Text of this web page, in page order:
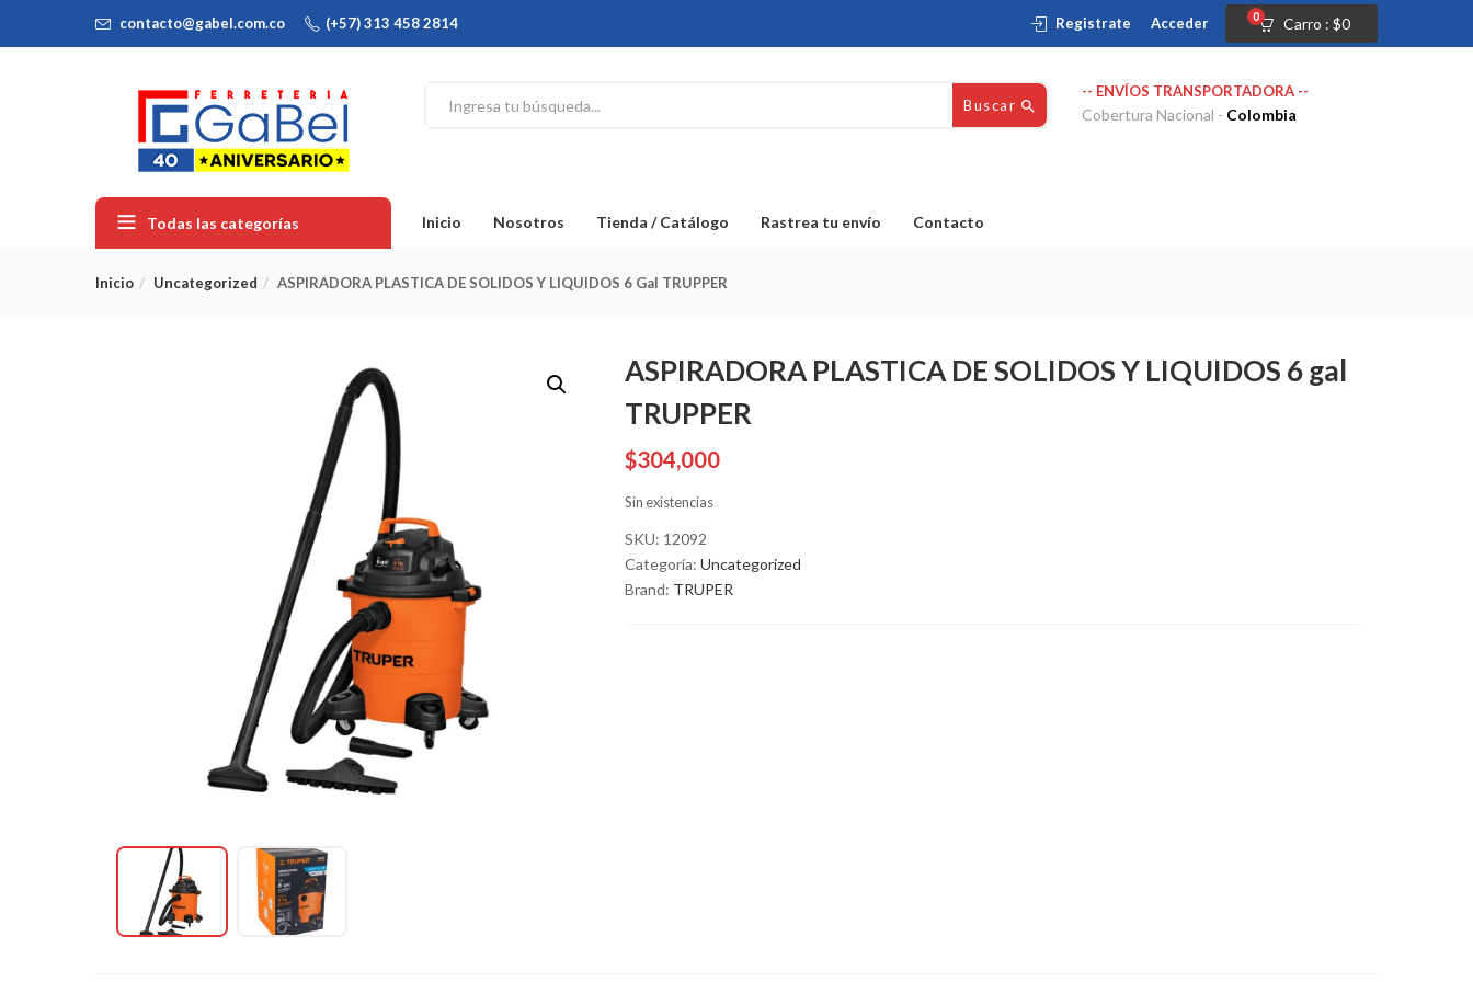
contacto@gabel.com.co (+57) 313 458 2814 Carro : $0
0
Registrate Acceder
Buscar
-- ENVÍOS TRANSPORTADORA --
Cobertura Nacional - Colombia
Todas las categorías Inicio Nosotros Tienda / Catálogo Rastrea tu envío Contacto
Inicio Uncategorized ASPIRADORA PLASTICA DE SOLIDOS Y LIQUIDOS 6 Gal TRUPPER
ASPIRADORA PLASTICA DE SOLIDOS Y LIQUIDOS 6 gal
TRUPPER
$304,000
Sin existencias
SKU: 12092
Categoría: Uncategorized
Brand: TRUPER